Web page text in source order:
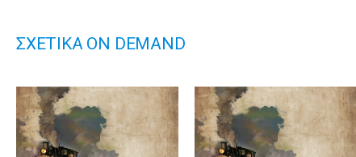
ΣΧΕΤΙΚΑ ON DEMAND